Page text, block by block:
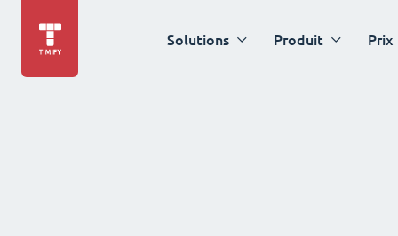
Solutions Produit Prix